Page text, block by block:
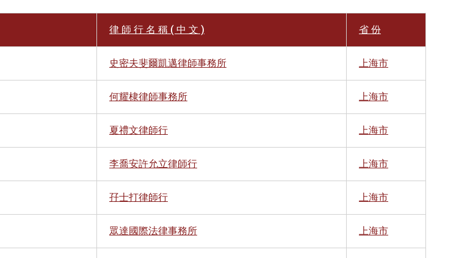
律 師 行 名 稱 ( 中 文 ) 省 份
史密夫斐爾凱邁律師事務所 上海市
何耀棣律師事務所 上海市
夏禮文律師行 上海市
李喬安許允立律師行 上海市
孖士打律師行 上海市
眾達國際法律事務所 上海市